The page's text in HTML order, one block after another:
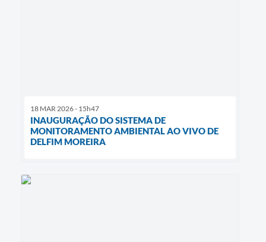
18 MAR 2026 - 15h47
INAUGURAÇÃO DO SISTEMA DE
MONITORAMENTO AMBIENTAL AO VIVO DE
DELFIM MOREIRA